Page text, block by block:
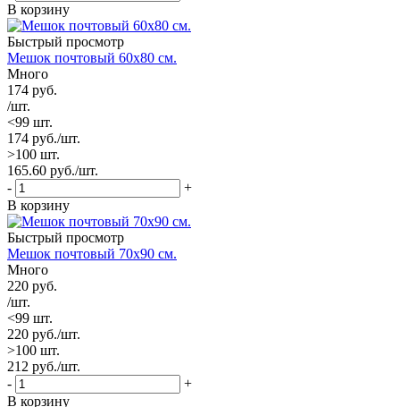
В корзину
Быстрый просмотр
Мешок почтовый 60х80 см.
Много
174 руб.
/шт.
<99 шт.
174 руб./шт.
>100 шт.
165.60 руб./шт.
-
+
В корзину
Быстрый просмотр
Мешок почтовый 70х90 см.
Много
220 руб.
/шт.
<99 шт.
220 руб./шт.
>100 шт.
212 руб./шт.
-
+
В корзину